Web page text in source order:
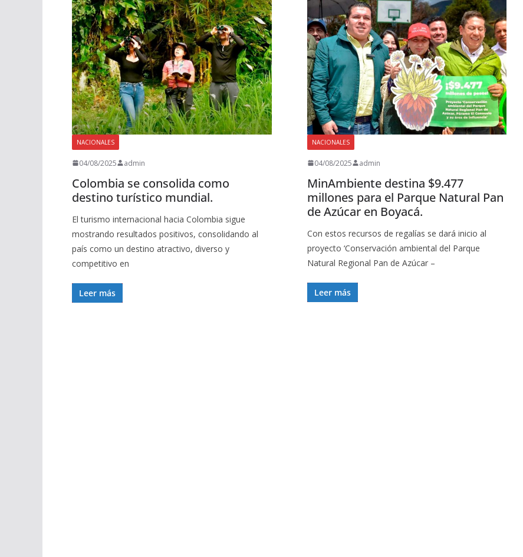
NACIONALES
04/08/2025 admin
Colombia se consolida como
destino turístico mundial.
El turismo internacional hacia Colombia sigue
mostrando resultados positivos, consolidando al
país como un destino atractivo, diverso y
competitivo en
Leer más
NACIONALES
04/08/2025 admin
MinAmbiente destina $9.477
millones para el Parque Natural Pan
de Azúcar en Boyacá.
Con estos recursos de regalías se dará inicio al
proyecto ‘Conservación ambiental del Parque
Natural Regional Pan de Azúcar –
Leer más